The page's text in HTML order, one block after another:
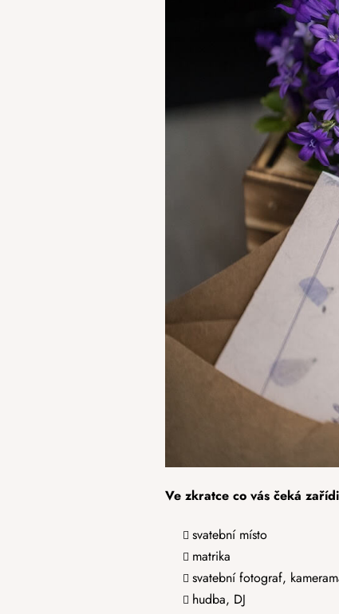
Ve zkratce co vás čeká
svatební místo
matrika
svatební fotograf,
hudba, DJ